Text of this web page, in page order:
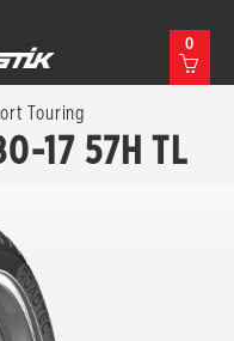
0
Touring
17 57H TL